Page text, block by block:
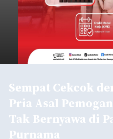
Sempat Cekcok
Pria Asal
Tak Bernyawa di
Purnama